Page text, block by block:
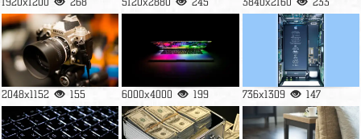
2048x1152 155 6000x4000 199 736x1309 147